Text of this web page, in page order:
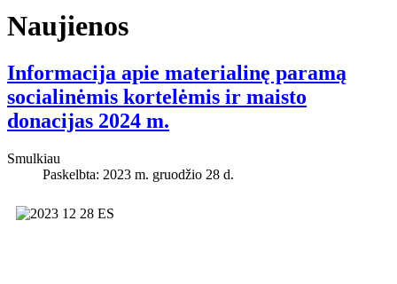
Naujienos
Informacija apie materialinę paramą
socialinėmis kortelėmis ir maisto
donacijas 2024 m.
Smulkiau
Paskelbta: 2023 m. gruodžio 28 d.